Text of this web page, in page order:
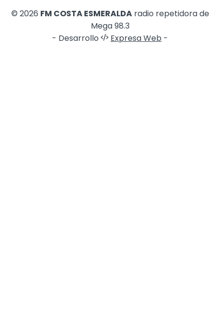
© 2026 FM COSTA ESMERALDAradio repetidora de
Mega 98.3
- Desarrollo
Expresa Web -